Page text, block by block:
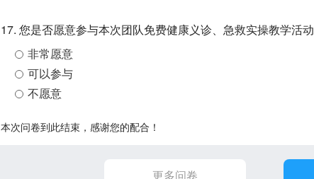
17. 您是否愿意参与本次团队免费健康义诊、急救实操教学活动
非常愿意
可以参与
不愿意
本次问卷到此结束，感谢您的配合！
更多问卷